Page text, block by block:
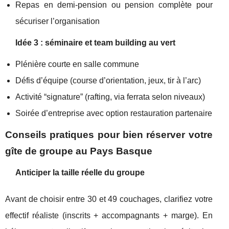
Repas en demi-pension ou pension complète pour
sécuriser l’organisation
Idée 3 : séminaire et team building au vert
Plénière courte en salle commune
Défis d’équipe (course d’orientation, jeux, tir à l’arc)
Activité “signature” (rafting, via ferrata selon niveaux)
Soirée d’entreprise avec option restauration partenaire
Conseils pratiques pour bien réserver votre
gîte de groupe au Pays Basque
Anticiper la taille réelle du groupe
Avant de choisir entre 30 et 49 couchages, clarifiez votre
effectif réaliste (inscrits + accompagnants + marge). En